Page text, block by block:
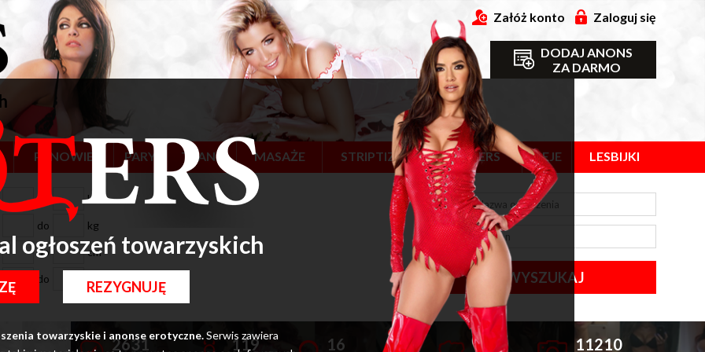
ogłoszeń towarzyskich
REZYGNUJĘ
towarzyskie i anonse erotyczne.Serwis zawiera
Załóż konto Zaloguj się
DODAJ ANONS
ZA DARMO
PANOWIE PARY TRANS MASAŻE STRIPTIZ SWINGERS GEJE LESBIJKI
do
lat
do
kg
do
cm
do (1-8) WYSZUKAJ
2631 119 16 964 11210